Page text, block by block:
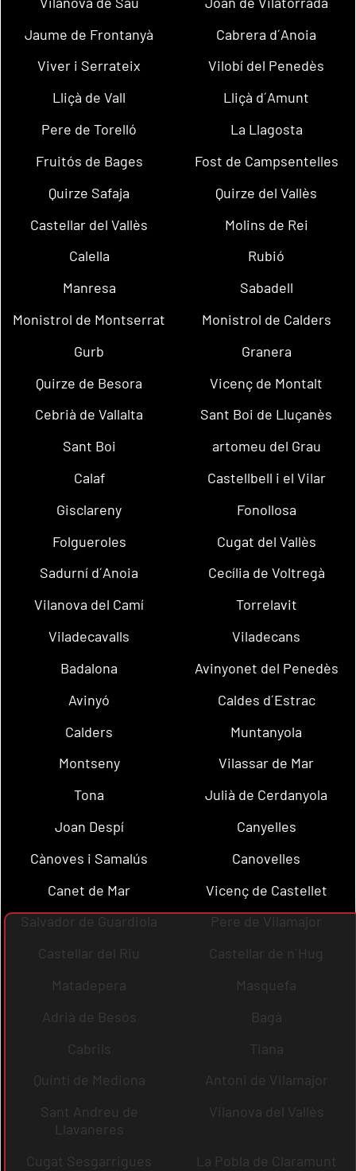
Jaume de Frontanyà
Cabrera d´Anoia
Viver i Serrateix
Vilobí del Penedès
Lliçà de Vall
Lliçà d´Amunt
Pere de Torelló
La Llagosta
Fruitós de Bages
Fost de Campsentelles
Quirze Safaja
Quirze del Vallès
Castellar del Vallès
Molins de Rei
Calella
Rubió
Manresa
Sabadell
Monistrol de Montserrat
Monistrol de Calders
Gurb
Granera
Quirze de Besora
Vicenç de Montalt
Cebrià de Vallalta
Sant Boi de Lluçanès
Sant Boi
artomeu del Grau
Calaf
Castellbell i el Vilar
Gisclareny
Fonollosa
Folgueroles
Cugat del Vallès
Sadurní d´Anoia
Cecília de Voltregà
Vilanova del Camí
Torrelavit
Viladecavalls
Viladecans
Badalona
Avinyonet del Penedès
Avinyó
Caldes d´Estrac
Calders
Muntanyola
Montseny
Vilassar de Mar
Tona
Julià de Cerdanyola
Joan Despí
Canyelles
Cànoves i Samalús
Canovelles
Canet de Mar
Vicenç de Castellet
Salvador de Guardiola
Pere de Vilamajor
Castellar del Riu
Castellar de n´Hug
Matadepera
Masquefa
Adrià de Besòs
Bagà
Cabrils
Tiana
Quintí de Mediona
Antoni de Vilamajor
Sant Andreu de
Llavaneres
Vilanova del Vallès
Cugat Sesgarrigues
La Pobla de Claramunt